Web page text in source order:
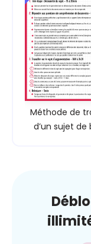
Méthode de
d’un sujet de